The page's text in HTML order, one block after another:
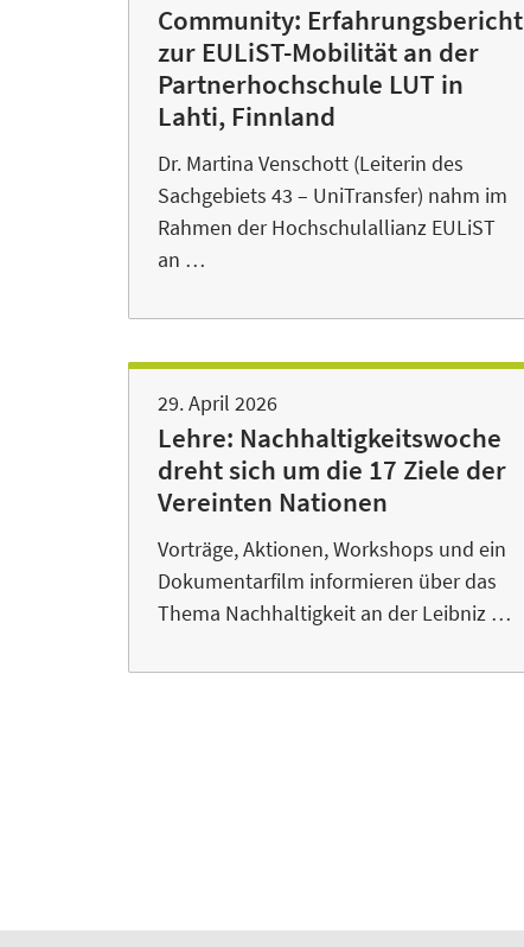
Community: Erfahrungsbericht
zur EULiST-Mobilität an der
Partnerhochschule LUT in
Lahti, Finnland
Dr. Martina Venschott (Leiterin des
Sachgebiets 43 – UniTransfer) nahm im
Rahmen der Hochschulallianz EULiST
an …
29. April 2026
Lehre: Nachhaltigkeitswoche
dreht sich um die 17 Ziele der
Vereinten Nationen
Vorträge, Aktionen, Workshops und ein
Dokumentarfilm informieren über das
Thema Nachhaltigkeit an der Leibniz …